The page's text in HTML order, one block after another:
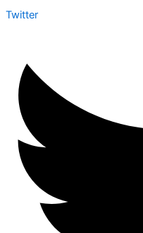
Twitter